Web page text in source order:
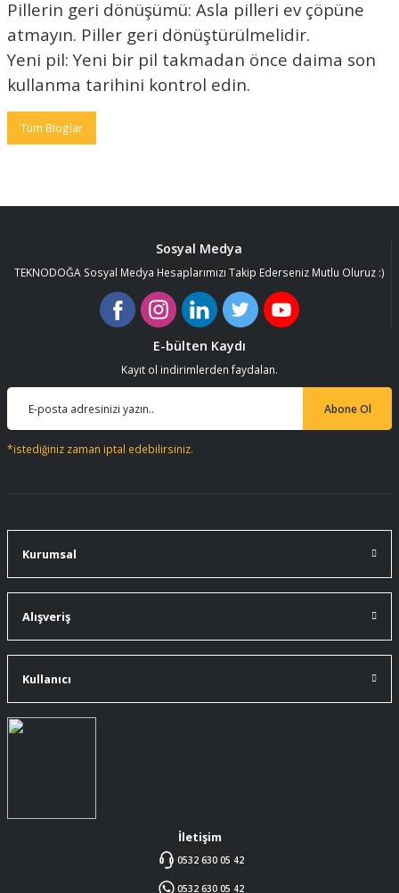
Pillerin geri dönüşümü: Asla pilleri ev çöpüne
atmayın. Piller geri dönüştürülmelidir.
Yeni pil: Yeni bir pil takmadan önce daima son
kullanma tarihini kontrol edin.
Tüm Bloglar
Sosyal Medya
TEKNODOĞA Sosyal Medya Hesaplarımızı Takip Ederseniz Mutlu Oluruz :)
E-bülten Kaydı
Kayıt ol indirimlerden faydalan.
Abone Ol
*istediğiniz zaman iptal edebilirsiniz.
Kurumsal
Alışveriş
Kullanıcı
İletişim
0532 630 05 42
0532 630 05 42